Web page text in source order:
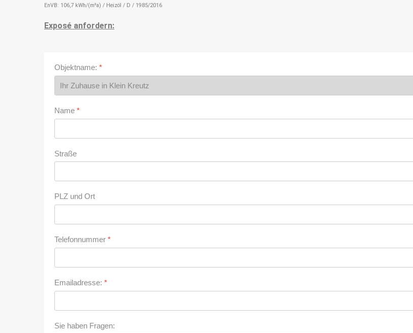
EnVB: 106,7 kWh/(m²a) / Heizöl / D / 1985/2016
Exposé anfordern:
Objektname: *
Name *
Straße
PLZ und Ort
Telefonnummer *
Emailadresse: *
Sie haben Fragen: